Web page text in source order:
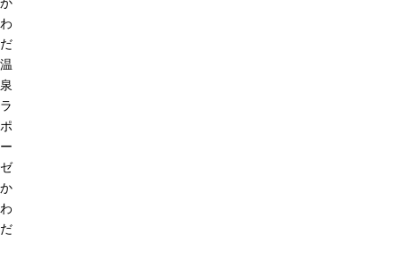
わ
だ
温
泉
ラ
ポ
ー
ゼ
か
わ
だ